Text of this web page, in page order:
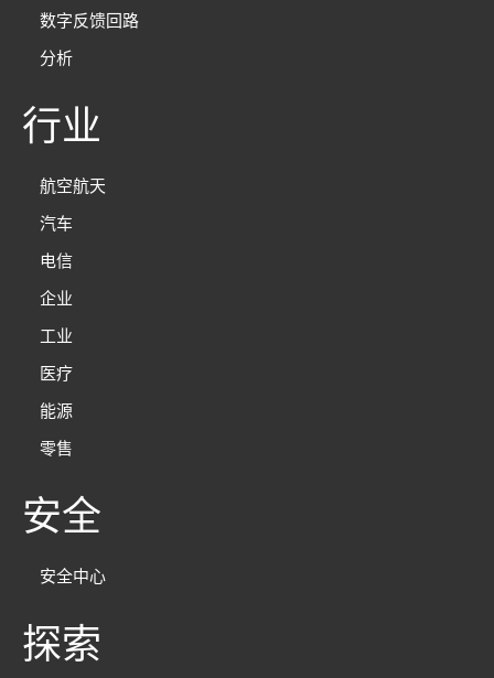
数字反馈回路
分析
行业
航空航天
汽车
电信
企业
工业
医疗
能源
零售
安全
安全中心
探索